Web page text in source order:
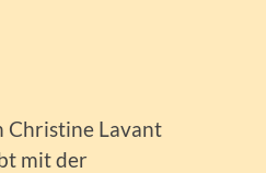
Christine Lavant
mit der